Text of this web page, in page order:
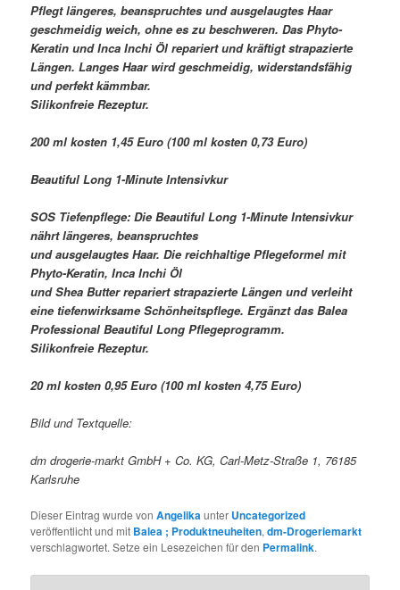
Pflegt längeres, beanspruchtes und ausgelaugtes Haar
geschmeidig weich, ohne es zu beschweren. Das Phyto-
Keratin und Inca Inchi Öl repariert und kräftigt strapazierte
Längen. Langes Haar wird geschmeidig, widerstandsfähig
und perfekt kämmbar.
Silikonfreie Rezeptur.
200 ml kosten 1,45 Euro (100 ml kosten 0,73 Euro)
Beautiful Long 1-Minute Intensivkur
SOS Tiefenpflege: Die Beautiful Long 1-Minute Intensivkur
nährt längeres, beanspruchtes
und ausgelaugtes Haar. Die reichhaltige Pflegeformel mit
Phyto-Keratin, Inca Inchi Öl
und Shea Butter repariert strapazierte Längen und verleiht
eine tiefenwirksame Schönheitspflege. Ergänzt das Balea
Professional Beautiful Long Pflegeprogramm.
Silikonfreie Rezeptur.
20 ml kosten 0,95 Euro (100 ml kosten 4,75 Euro)
Bild und Textquelle:
dm drogerie-markt GmbH + Co. KG, Carl-Metz-Straße 1, 76185
Karlsruhe
Dieser Eintrag wurde vonAngelikaunter Uncategorized
veröffentlicht und mit Balea ; Produktneuheiten,dm-Drogeriemarkt
verschlagwortet. Setze ein Lesezeichen für den Permalink.